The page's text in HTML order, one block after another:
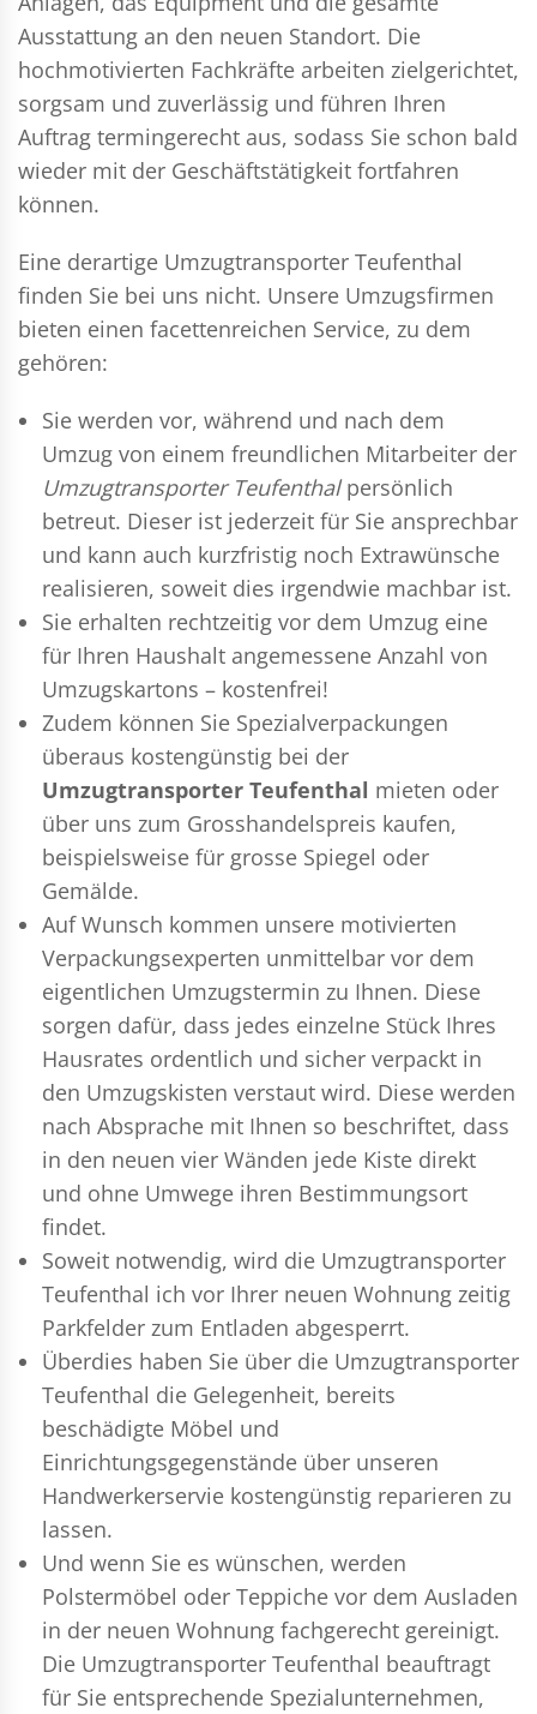
Ausstattung an den neuen Standort. Die
hochmotivierten Fachkräfte arbeiten zielgerichtet,
sorgsam und zuverlässig und führen Ihren
Auftrag termingerecht aus, sodass Sie schon bald
wieder mit der Geschäftstätigkeit fortfahren
können.
Eine derartige Umzugtransporter Teufenthal
finden Sie bei uns nicht. Unsere Umzugsfirmen
bieten einen facettenreichen Service, zu dem
gehören:
Sie werden vor, während und nach dem
Umzug von einem freundlichen Mitarbeiter der
Umzugtransporter Teufenthalpersönlich
betreut. Dieser ist jederzeit für Sie ansprechbar
und kann auch kurzfristig noch Extrawünsche
realisieren, soweit dies irgendwie machbar ist.
Sie erhalten rechtzeitig vor dem Umzug eine
für Ihren Haushalt angemessene Anzahl von
Umzugskartons – kostenfrei!
Zudem können Sie Spezialverpackungen
überaus kostengünstig bei der
Umzugtransporter Teufenthal mieten oder
über uns zum Grosshandelspreis kaufen,
beispielsweise für grosse Spiegel oder
Gemälde.
Auf Wunsch kommen unsere motivierten
Verpackungsexperten unmittelbar vor dem
eigentlichen Umzugstermin zu Ihnen. Diese
sorgen dafür, dass jedes einzelne Stück Ihres
Hausrates ordentlich und sicher verpackt in
den Umzugskisten verstaut wird. Diese werden
nach Absprache mit Ihnen so beschriftet, dass
in den neuen vier Wänden jede Kiste direkt
und ohne Umwege ihren Bestimmungsort
findet.
Soweit notwendig, wird die Umzugtransporter
Teufenthal ich vor Ihrer neuen Wohnung zeitig
Parkfelder zum Entladen abgesperrt.
Überdies haben Sie über die Umzugtransporter
Teufenthal die Gelegenheit, bereits
beschädigte Möbel und
Einrichtungsgegenstände über unseren
Handwerkerservie kostengünstig reparieren zu
lassen.
Und wenn Sie es wünschen, werden
Polstermöbel oder Teppiche vor dem Ausladen
in der neuen Wohnung fachgerecht gereinigt.
Die Umzugtransporter Teufenthal beauftragt
für Sie entsprechende Spezialunternehmen,